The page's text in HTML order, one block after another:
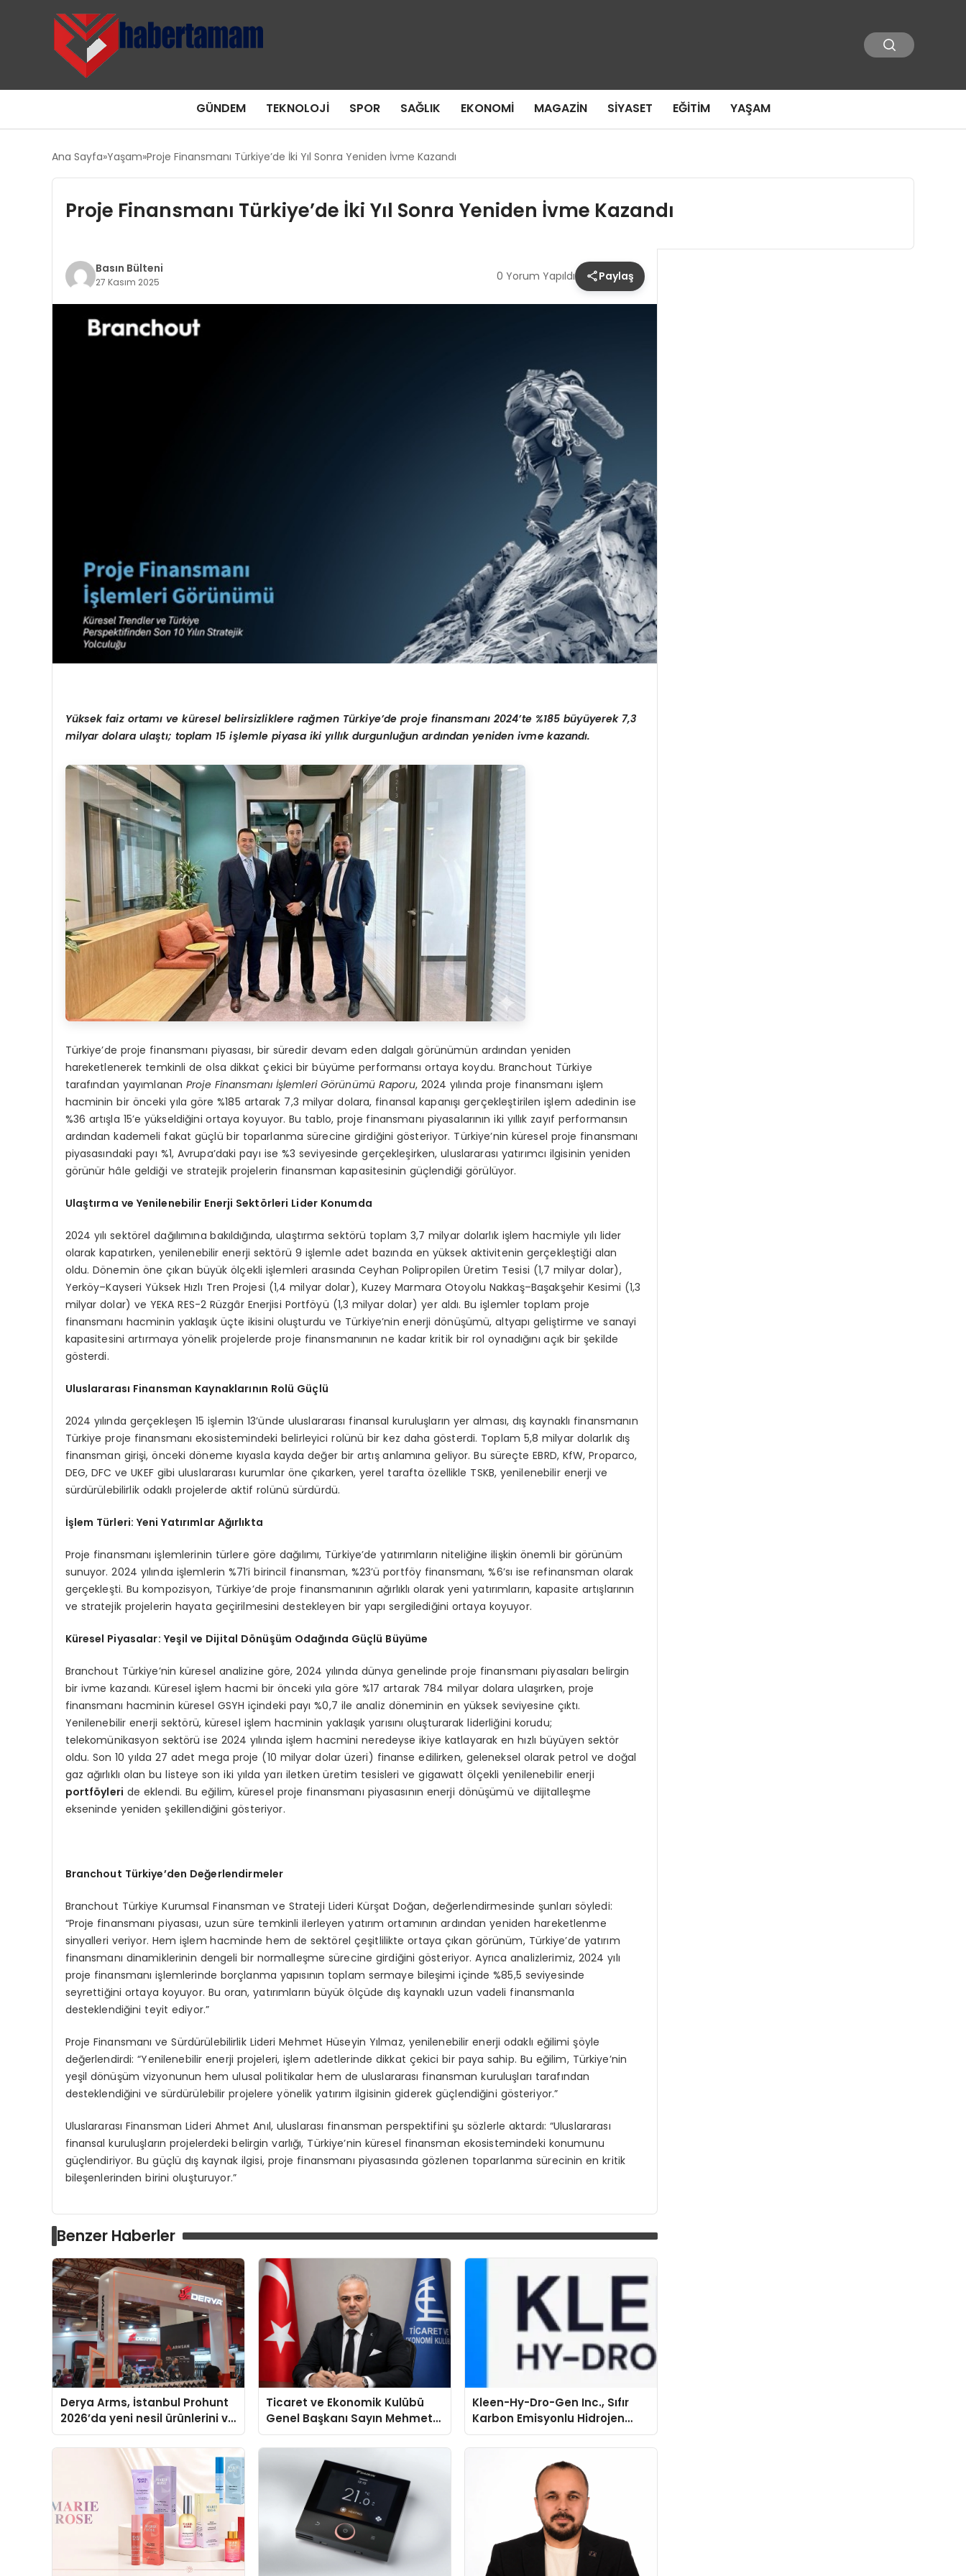
GÜNDEM TEKNOLOJI SPOR SAĞLIK EKONOMI MAGAZIN SIYASET EĞITIM YAŞAM
Ana Sayfa Yaşam Proje Finansmanı Türkiye’de İki Yıl Sonra Yeniden İvme Kazandı
Proje Finansmanı Türkiye’de İki Yıl Sonra Yeniden İvme Kazandı
Basın Bülteni
27 Kasım 2025 0 Yorum Yapıldı Paylaş
Yüksek faiz ortamı ve küresel belirsizliklere rağmen Türkiye’de proje finansmanı 2024’te %185 büyüyerek 7,3
milyar dolara ulaştı; toplam 15 işlemle piyasa iki yıllık durgunluğun ardından yeniden ivme kazandı.
Türkiye’de proje finansmanı piyasası, bir süredir devam eden dalgalı görünümün ardından yeniden
hareketlenerek temkinli de olsa dikkat çekici bir büyüme performansı ortaya koydu. Branchout Türkiye
tarafından yayımlanan Proje Finansmanı İşlemleri Görünümü Raporu, 2024 yılında proje finansmanı işlem
hacminin bir önceki yıla göre %185 artarak 7,3 milyar dolara, finansal kapanışı gerçekleştirilen işlem adedinin ise
%36 artışla 15’e yükseldiğini ortaya koyuyor. Bu tablo, proje finansmanı piyasalarının iki yıllık zayıf performansın
ardından kademeli fakat güçlü bir toparlanma sürecine girdiğini gösteriyor. Türkiye’nin küresel proje finansmanı
piyasasındaki payı %1, Avrupa’daki payı ise %3 seviyesinde gerçekleşirken, uluslararası yatırımcı ilgisinin yeniden
görünür hâle geldiği ve stratejik projelerin finansman kapasitesinin güçlendiği görülüyor.
Ulaştırma ve Yenilenebilir Enerji Sektörleri Lider Konumda
2024 yılı sektörel dağılımına bakıldığında, ulaştırma sektörü toplam 3,7 milyar dolarlık işlem hacmiyle yılı lider
olarak kapatırken, yenilenebilir enerji sektörü 9 işlemle adet bazında en yüksek aktivitenin gerçekleştiği alan
oldu. Dönemin öne çıkan büyük ölçekli işlemleri arasında Ceyhan Polipropilen Üretim Tesisi (1,7 milyar dolar),
Yerköy–Kayseri Yüksek Hızlı Tren Projesi (1,4 milyar dolar), Kuzey Marmara Otoyolu Nakkaş–Başakşehir Kesimi (1,3
milyar dolar) ve YEKA RES-2 Rüzgâr Enerjisi Portföyü (1,3 milyar dolar) yer aldı. Bu işlemler toplam proje
finansmanı hacminin yaklaşık üçte ikisini oluşturdu ve Türkiye’nin enerji dönüşümü, altyapı geliştirme ve sanayi
kapasitesini artırmaya yönelik projelerde proje finansmanının ne kadar kritik bir rol oynadığını açık bir şekilde
gösterdi.
Uluslararası Finansman Kaynaklarının Rolü Güçlü
2024 yılında gerçekleşen 15 işlemin 13’ünde uluslararası finansal kuruluşların yer alması, dış kaynaklı finansmanın
Türkiye proje finansmanı ekosistemindeki belirleyici rolünü bir kez daha gösterdi. Toplam 5,8 milyar dolarlık dış
finansman girişi, önceki döneme kıyasla kayda değer bir artış anlamına geliyor. Bu süreçte EBRD, KfW, Proparco,
DEG, DFC ve UKEF gibi uluslararası kurumlar öne çıkarken, yerel tarafta özellikle TSKB, yenilenebilir enerji ve
sürdürülebilirlik odaklı projelerde aktif rolünü sürdürdü.
İşlem Türleri: Yeni Yatırımlar Ağırlıkta
Proje finansmanı işlemlerinin türlere göre dağılımı, Türkiye’de yatırımların niteliğine ilişkin önemli bir görünüm
sunuyor. 2024 yılında işlemlerin %71’i birincil finansman, %23’ü portföy finansmanı, %6’sı ise refinansman olarak
gerçekleşti. Bu kompozisyon, Türkiye’de proje finansmanının ağırlıklı olarak yeni yatırımların, kapasite artışlarının
ve stratejik projelerin hayata geçirilmesini destekleyen bir yapı sergilediğini ortaya koyuyor.
Küresel Piyasalar: Yeşil ve Dijital Dönüşüm Odağında Güçlü Büyüme
Branchout Türkiye’nin küresel analizine göre, 2024 yılında dünya genelinde proje finansmanı piyasaları belirgin
bir ivme kazandı. Küresel işlem hacmi bir önceki yıla göre %17 artarak 784 milyar dolara ulaşırken, proje
finansmanı hacminin küresel GSYH içindeki payı %0,7 ile analiz döneminin en yüksek seviyesine çıktı.
Yenilenebilir enerji sektörü, küresel işlem hacminin yaklaşık yarısını oluşturarak liderliğini korudu;
telekomünikasyon sektörü ise 2024 yılında işlem hacmini neredeyse ikiye katlayarak en hızlı büyüyen sektör
oldu. Son 10 yılda 27 adet mega proje (10 milyar dolar üzeri) finanse edilirken, geleneksel olarak petrol ve doğal
gaz ağırlıklı olan bu listeye son iki yılda yarı iletken üretim tesisleri ve gigawatt ölçekli yenilenebilir enerji
portföyleri de eklendi. Bu eğilim, küresel proje finansmanı piyasasının enerji dönüşümü ve dijitalleşme
ekseninde yeniden şekillendiğini gösteriyor.
Branchout Türkiye’den Değerlendirmeler
Branchout Türkiye Kurumsal Finansman ve Strateji Lideri Kürşat Doğan, değerlendirmesinde şunları söyledi:
“Proje finansmanı piyasası, uzun süre temkinli ilerleyen yatırım ortamının ardından yeniden hareketlenme
sinyalleri veriyor. Hem işlem hacminde hem de sektörel çeşitlilikte ortaya çıkan görünüm, Türkiye’de yatırım
finansmanı dinamiklerinin dengeli bir normalleşme sürecine girdiğini gösteriyor. Ayrıca analizlerimiz, 2024 yılı
proje finansmanı işlemlerinde borçlanma yapısının toplam sermaye bileşimi içinde %85,5 seviyesinde
seyrettiğini ortaya koyuyor. Bu oran, yatırımların büyük ölçüde dış kaynaklı uzun vadeli finansmanla
desteklendiğini teyit ediyor.”
Proje Finansmanı ve Sürdürülebilirlik Lideri Mehmet Hüseyin Yılmaz, yenilenebilir enerji odaklı eğilimi şöyle
değerlendirdi: “Yenilenebilir enerji projeleri, işlem adetlerinde dikkat çekici bir paya sahip. Bu eğilim, Türkiye’nin
yeşil dönüşüm vizyonunun hem ulusal politikalar hem de uluslararası finansman kuruluşları tarafından
desteklendiğini ve sürdürülebilir projelere yönelik yatırım ilgisinin giderek güçlendiğini gösteriyor.”
Uluslararası Finansman Lideri Ahmet Anıl, uluslarası finansman perspektifini şu sözlerle aktardı: “Uluslararası
finansal kuruluşların projelerdeki belirgin varlığı, Türkiye’nin küresel finansman ekosistemindeki konumunu
güçlendiriyor. Bu güçlü dış kaynak ilgisi, proje finansmanı piyasasında gözlenen toparlanma sürecinin en kritik
bileşenlerinden birini oluşturuyor.”
Benzer Haberler
Derya Arms, İstanbul Prohunt
2026’da yeni nesil ürünlerini ve
global marka vizyonunu
sergiledi
Ticaret ve Ekonomik Kulübü
Genel Başkanı Sayın Mehmet
Ulutaş, ekonomiye dair yaptığı
açıklamada şunları kaydetti:
Kleen-Hy-Dro-Gen Inc., Sıfır
Karbon Emisyonlu Hidrojen
Isıtma Teknolojisinde ISO ve
TSSA Düzenleyici Onaylarını